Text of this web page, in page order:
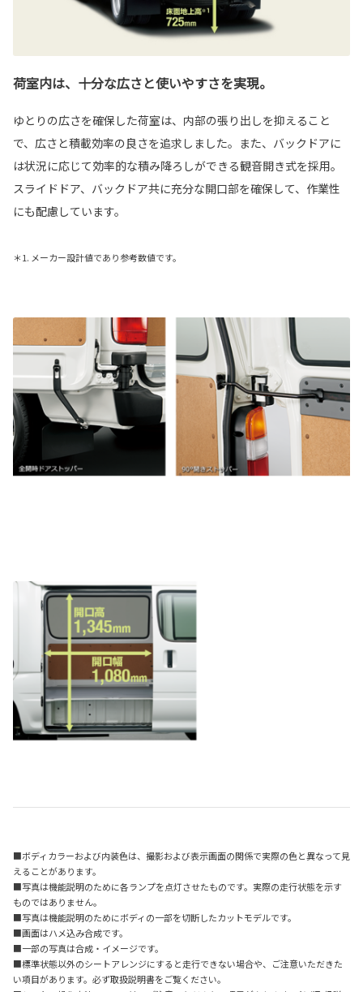
荷室内は、十分な広さと使いやすさを実現。
ゆとりの広さを確保した荷室は、内部の張り出しを抑えること
で、広さと積載効率の良さを追求しました。また、バックドアに
は状況に応じて効率的な積み降ろしができる観音開き式を採用。
スライドドア、バックドア共に充分な開口部を確保して、作業性
にも配慮しています。
＊1. メーカー設計値であり参考数値です。
■ボディカラーおよび内装色は、撮影および表示画面の関係で実際の色と異なって見
えることがあります。
■写真は機能説明のために各ランプを点灯させたものです。実際の走行状態を示す
ものではありません。
■写真は機能説明のためにボディの一部を切断したカットモデルです。
■画面はハメ込み合成です。
■一部の写真は合成・イメージです。
■標準状態以外のシートアレンジにすると走行できない場合や、ご注意いただきた
い項目があります。必ず取扱説明書をご覧ください。